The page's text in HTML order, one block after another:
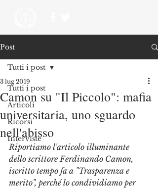
Post
Tutti i post
Articoli
Ricorsi
Interviste
Tutti i post
Camon su "Il Piccolo": mafia
universitaria, uno sguardo
nell'abisso
3 lug 2019
Riportiamo l'articolo illuminante
dello scrittore Ferdinando Camon,
iscritto tempo fa a "Trasparenza e
merito", perché lo condividiamo per